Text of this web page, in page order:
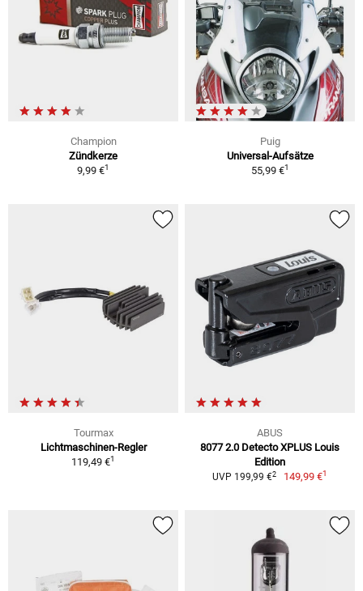
Champion
Zündkerze
9,99 €1
Puig
Universal-Aufsätze
55,99 €1
Tourmax
Lichtmaschinen-Regler
119,49 €1
ABUS
8077 2.0 Detecto XPLUS Louis
Edition
UVP 199,99 €2 149,99 €1